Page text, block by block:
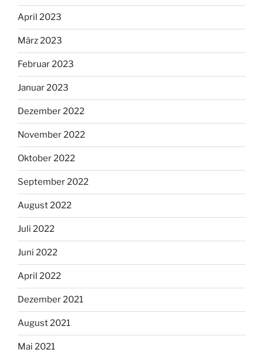
April 2023
März 2023
Februar 2023
Januar 2023
Dezember 2022
November 2022
Oktober 2022
September 2022
August 2022
Juli 2022
Juni 2022
April 2022
Dezember 2021
August 2021
Mai 2021